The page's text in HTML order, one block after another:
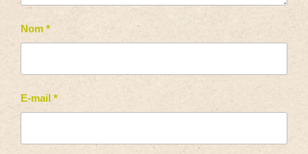
Nom *
E-mail *